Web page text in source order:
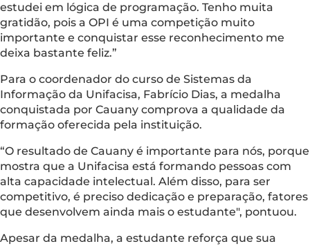
estudei em lógica de programação. Tenho muita
gratidão, pois a OPI é uma competição muito
importante e conquistar esse reconhecimento me
deixa bastante feliz.”
Para o coordenador do curso de Sistemas da
Informação da Unifacisa, Fabrício Dias, a medalha
conquistada por Cauany comprova a qualidade da
formação oferecida pela instituição.
“O resultado de Cauany é importante para nós, porque
mostra que a Unifacisa está formando pessoas com
alta capacidade intelectual. Além disso, para ser
competitivo, é preciso dedicação e preparação, fatores
que desenvolvem ainda mais o estudante", pontuou.
Apesar da medalha, a estudante reforça que sua